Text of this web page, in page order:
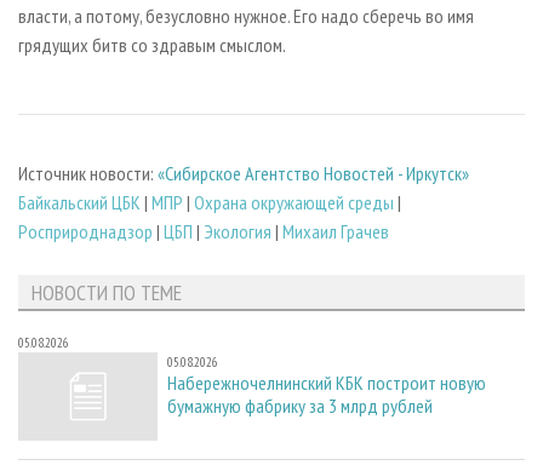
власти, а потому, безусловно нужное. Его надо сберечь во имя
грядущих битв со здравым смыслом.
Источник новости: «Сибирское Агентство Новостей - Иркутск»
Байкальский ЦБК | МПР | Охрана окружающей среды |
Росприроднадзор | ЦБП | Экология | Михаил Грачев
НОВОСТИ ПО ТЕМЕ
05.08.2026
05.08.2026
Набережночелнинский КБК построит новую
бумажную фабрику за 3 млрд рублей